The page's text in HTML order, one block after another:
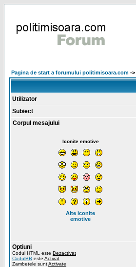
Pagina de start a forumului politimisoara.com ->
Utilizator
Subiect
Corpul mesajului
Iconite emotive
Alte iconite
emotive
Optiuni
Codul HTML este Dezactivat
CodulBB este Activat
Zambetele suntActivate